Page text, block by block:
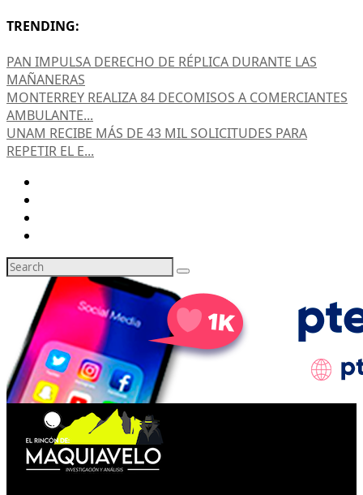
TRENDING:
PAN IMPULSA DERECHO DE RÉPLICA DURANTE LAS
MAÑANERAS
MONTERREY REALIZA 84 DECOMISOS A COMERCIANTES
AMBULANTE...
UNAM RECIBE MÁS DE 43 MIL SOLICITUDES PARA
REPETIR EL E...